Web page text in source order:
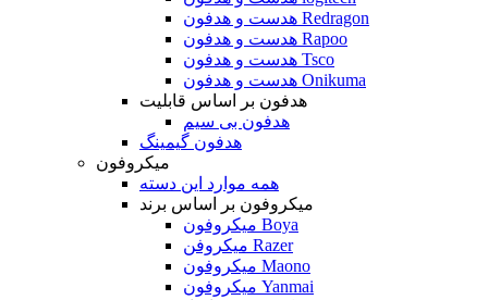
هدست و هدفون Redragon
هدست و هدفون Rapoo
هدست و هدفون Tsco
هدست و هدفون Onikuma
هدفون بر اساس قابلیت
هدفون بی سیم
هدفون گیمینگ
میکروفون
همه موارد این دسته
میکروفون بر اساس برند
میکروفون Boya
میکروفن Razer
میکروفون Maono
میکروفون Yanmai